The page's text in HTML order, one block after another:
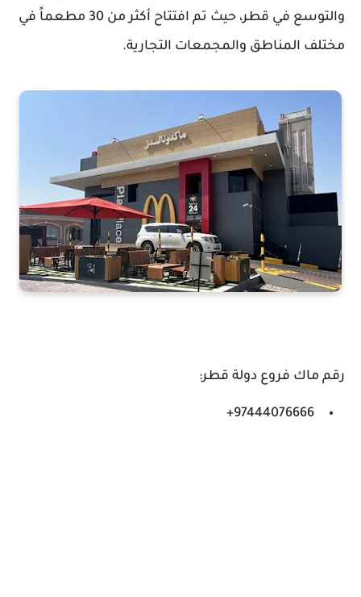
والتوسع في قطر، حيث تم افتتاح أكثر من 30 مطعماً في
مختلف المناطق والمجمعات التجارية.
رقم ماك فروع دولة قطر:
97444076666+